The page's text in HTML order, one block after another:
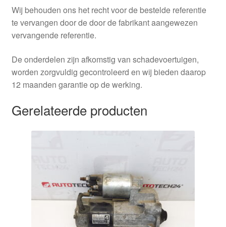
Wij behouden ons het recht voor de bestelde referentie
te vervangen door de door de fabrikant aangewezen
vervangende referentie.
De onderdelen zijn afkomstig van schadevoertuigen,
worden zorgvuldig gecontroleerd en wij bieden daarop
12 maanden garantie op de werking.
Gerelateerde producten